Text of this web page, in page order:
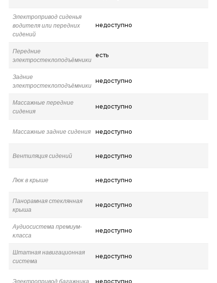
Электропривод сиденья
водителя или передних
сидений
недоступно
Передние
электростеклоподъёмники
есть
Задние
электростеклоподъёмники
недоступно
Массажные передние
сидения
недоступно
Массажные задние сидения недоступно
Вентиляция сидений недоступно
Люк в крыше недоступно
Панорамная стеклянная
крыша
недоступно
Аудиосистема премиум-
класса
недоступно
Штатная навигационная
система
недоступно
Электропривод багажника недоступно